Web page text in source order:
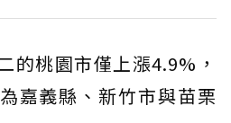
的桃園市僅上漲4.9%，
嘉義縣、新竹市與苗栗